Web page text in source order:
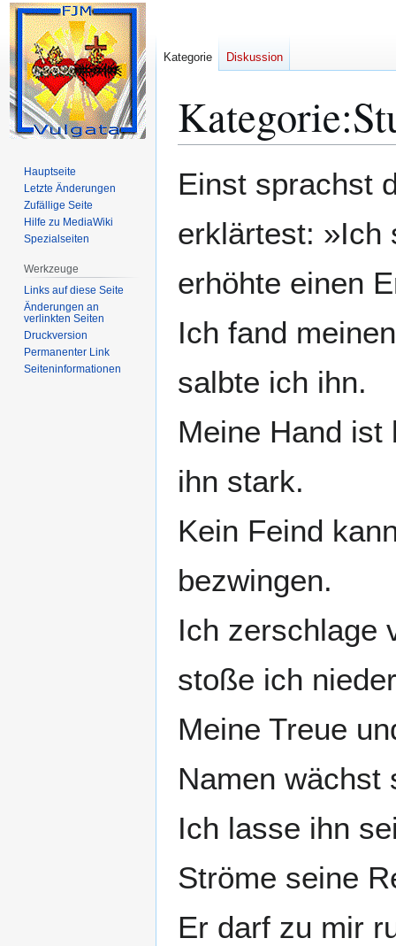
Kategorie:
Navigation
Suche
Einst sprachst
erklärtest: »Ich
erhöhte einen
Ich fand
salbte ich ihn.
Meine Hand ist
ihn stark.
Kein Feind
bezwingen.
Ich zerschlage
stoße ich
Meine Treue
Namen wächst
Ich lasse ihn
Ströme seine
Er darf zu mir
Kategorie Diskussion
Hauptseite
Letzte Änderungen
Zufällige Seite
Hilfe zu MediaWiki
Spezialseiten
Werkzeuge
Links auf diese Seite
Änderungen an
verlinkten Seiten
Druckversion
Permanenter Link
Seiten­­informationen